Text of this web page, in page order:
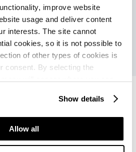
improve website
usage and deliver content
interests. The site cannot
cookies, so it is not possible to
of other types of cookies is
consent. By selecting the
process your data. You can
selection in your browser at any
Show details
Allow all
Aufpreis): alle 60 min.
Laguna
Apartments Bellevue Plava
Laguna
Bewertungen